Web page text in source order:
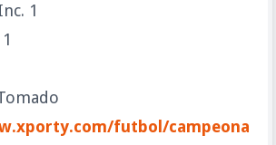
1
futbol/campeona